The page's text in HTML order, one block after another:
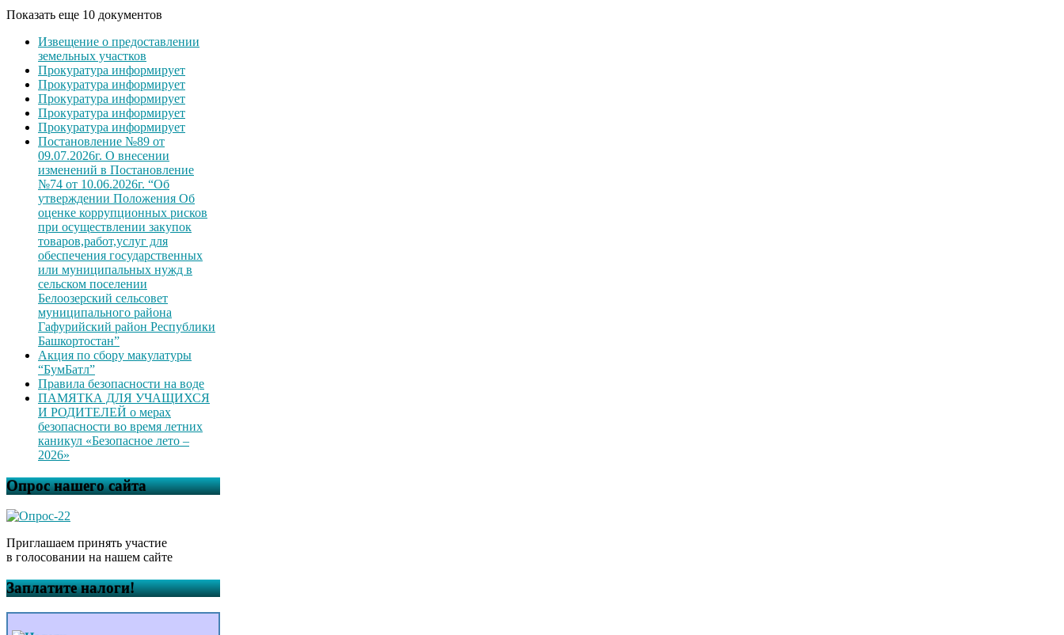
Показать еще 10 документов
Извещение о предоставлении
земельных участков
Прокуратура информирует
Прокуратура информирует
Прокуратура информирует
Прокуратура информирует
Прокуратура информирует
Постановление №89 от
09.07.2026г. О внесении
изменений в Постановление
№74 от 10.06.2026г. “Об
утверждении Положения Об
оценке коррупционных рисков
при осуществлении закупок
товаров,работ,услуг для
обеспечения государственных
или муниципальных нужд в
сельском поселении
Белоозерский сельсовет
муниципального района
Гафурийский район Республики
Башкортостан”
Акция по сбору макулатуры
“БумБатл”
Правила безопасности на воде
ПАМЯТКА ДЛЯ УЧАЩИХСЯ
И РОДИТЕЛЕЙ о мерах
безопасности во время летних
каникул «Безопасное лето –
2026»
Опрос нашего сайта
Приглашаем принять участие
в голосовании на нашем сайте
Заплатите налоги!